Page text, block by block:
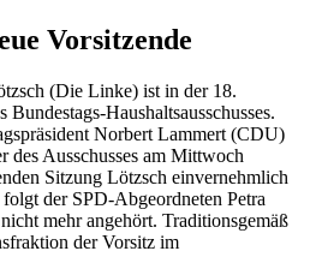
Vorsitzende
(Die Linke) ist in der 18.
Haushaltsausschusses.
Norbert Lammert (CDU)
des Ausschusses am Mittwoch
Sitzung Lötzsch einvernehmlich
der SPD-Abgeordneten Petra
mehr angehört. Traditionsgemäß
der Vorsitz im